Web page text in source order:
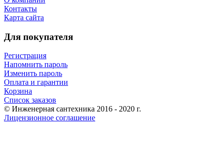
Контакты
Карта сайта
Для покупателя
Регистрация
Напомнить пароль
Изменить пароль
Оплата и гарантии
Корзина
Список заказов
© Инженерная сантехника 2016 - 2020 г.
Лицензионное соглашение